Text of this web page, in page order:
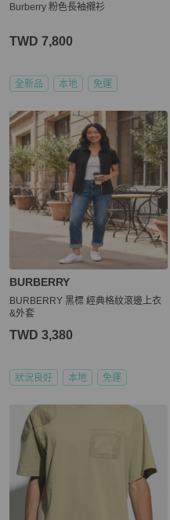
Burberry 粉色長袖襯衫
TWD 7,800
全新品 本地 免運
BURBERRY
BURBERRY 黑標 經典格紋滾邊上衣
&外套
TWD 3,380
狀況良好 本地 免運